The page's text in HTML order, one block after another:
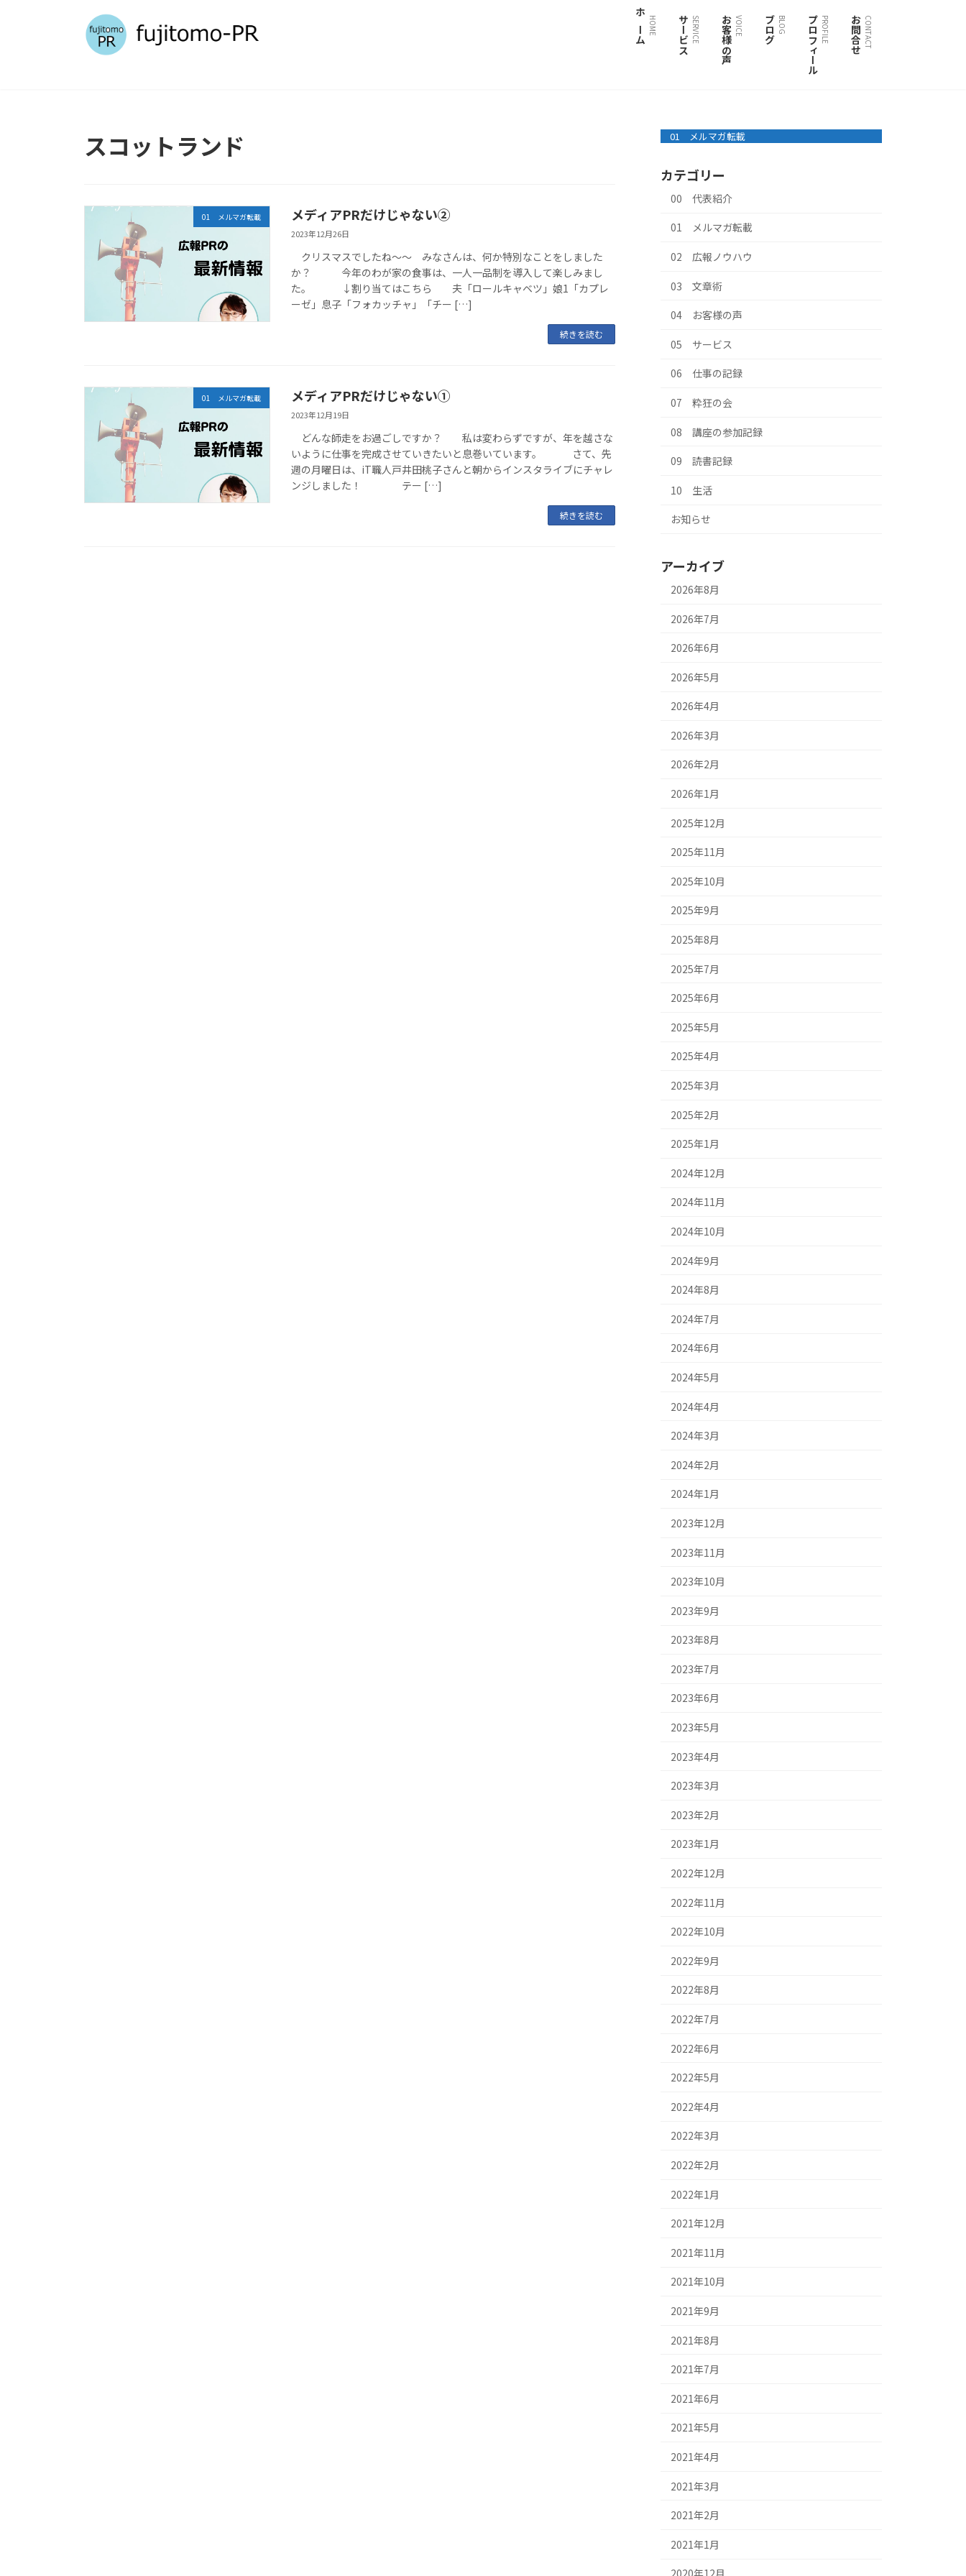
ホーム HOME サービスSERVICE お客様の声 VOICE ブログ BLOG プロフィールPROFILE お問合せCONTACT
スコットランド
01 メルマガ転載 メディアPRだけじゃない②
2023年12月26日
クリスマスでしたね～～ みなさんは、何か特別なことをしました
か？ 今年のわが家の食事は、一人一品制を導入して楽しみまし
た。 ↓割り当てはこちら 夫「ロールキャベツ」娘1「カプレ
ーゼ」息子「フォカッチャ」「チー […]
続きを読む
01 メルマガ転載 メディアPRだけじゃない➀
2023年12月19日
どんな師走をお過ごしですか？ 私は変わらずですが、年を越さな
いように仕事を完成させていきたいと息巻いています。 さて、先
週の月曜日は、iT職人戸井田桃子さんと朝からインスタライブにチャレ
ンジしました！ テー […]
続きを読む
01 メルマガ転載
カテゴリー
00 代表紹介
01 メルマガ転載
02 広報ノウハウ
03 文章術
04 お客様の声
05 サービス
06 仕事の記録
07 粋狂の会
08 講座の参加記録
09 読書記録
10 生活
お知らせ
アーカイブ
2026年8月
2026年7月
2026年6月
2026年5月
2026年4月
2026年3月
2026年2月
2026年1月
2025年12月
2025年11月
2025年10月
2025年9月
2025年8月
2025年7月
2025年6月
2025年5月
2025年4月
2025年3月
2025年2月
2025年1月
2024年12月
2024年11月
2024年10月
2024年9月
2024年8月
2024年7月
2024年6月
2024年5月
2024年4月
2024年3月
2024年2月
2024年1月
2023年12月
2023年11月
2023年10月
2023年9月
2023年8月
2023年7月
2023年6月
2023年5月
2023年4月
2023年3月
2023年2月
2023年1月
2022年12月
2022年11月
2022年10月
2022年9月
2022年8月
2022年7月
2022年6月
2022年5月
2022年4月
2022年3月
2022年2月
2022年1月
2021年12月
2021年11月
2021年10月
2021年9月
2021年8月
2021年7月
2021年6月
2021年5月
2021年4月
2021年3月
2021年2月
2021年1月